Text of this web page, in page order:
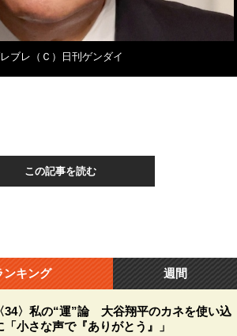
ブレ（Ｃ）日刊ゲンダイ
この記事を読む
ンキング 週間
34〉私の“運”論 大谷翔平のカネを使い込
「小さな声で『ありがとう』」